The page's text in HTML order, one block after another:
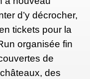
d’y décrocher,
tickets pour la
organisée fin
de
des